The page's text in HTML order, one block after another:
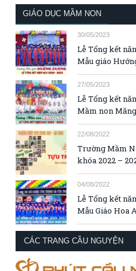
GIÁO DỤC MẦM NON
30/05/2023
Lễ Tổng kết
Mẫu giáo
27/05/2023
Lễ Tổng kết
Mầm non
22/08/2022
Trường Mầm
khóa 2022 –
04/08/2022
Lễ Tổng kết
Mẫu Giáo Hoa
CÁC TRANG CẦU NGUYỆN